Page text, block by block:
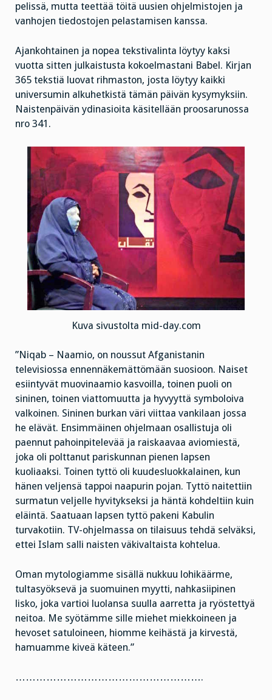
pelissä, mutta teettää töitä uusien ohjelmistojen ja
vanhojen tiedostojen pelastamisen kanssa.
Ajankohtainen ja nopea tekstivalinta löytyy kaksi
vuotta sitten julkaistusta kokoelmastani Babel. Kirjan
365 tekstiä luovat rihmaston, josta löytyy kaikki
universumin alkuhetkistä tämän päivän kysymyksiin.
Naistenpäivän ydinasioita käsitellään proosarunossa
nro 341.
Kuva sivustolta mid-day.com
”Niqab – Naamio, on noussut Afganistanin
televisiossa ennennäkemättömään suosioon. Naiset
esiintyvät muovinaamio kasvoilla, toinen puoli on
sininen, toinen viattomuutta ja hyvyyttä symboloiva
valkoinen. Sininen burkan väri viittaa vankilaan jossa
he elävät. Ensimmäinen ohjelmaan osallistuja oli
paennut pahoinpitelevää ja raiskaavaa aviomiestä,
joka oli polttanut pariskunnan pienen lapsen
kuoliaaksi. Toinen tyttö oli kuudesluokkalainen, kun
hänen veljensä tappoi naapurin pojan. Tyttö naitettiin
surmatun veljelle hyvitykseksi ja häntä kohdeltiin kuin
eläintä. Saatuaan lapsen tyttö pakeni Kabulin
turvakotiin. TV-ohjelmassa on tilaisuus tehdä selväksi,
ettei Islam salli naisten väkivaltaista kohtelua.
Oman mytologiamme sisällä nukkuu lohikäärme,
tultasyöksevä ja suomuinen myytti, nahkasiipinen
lisko, joka vartioi luolansa suulla aarretta ja ryöstettyä
neitoa. Me syötämme sille miehet miekkoineen ja
hevoset satuloineen, hiomme keihästä ja kirvestä,
hamuamme kiveä käteen.”
……………………………………………….